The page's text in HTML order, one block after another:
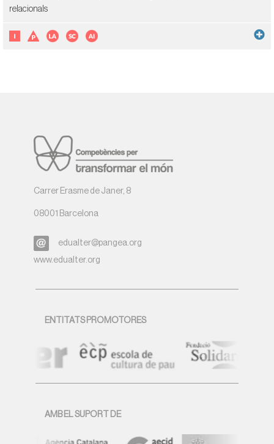
relacionals
Carrer Erasme de Janer, 8
08001 Barcelona
edualter@pangea.org
www.edualter.org
ENTITATS PROMOTORES
AMB EL SUPORT DE